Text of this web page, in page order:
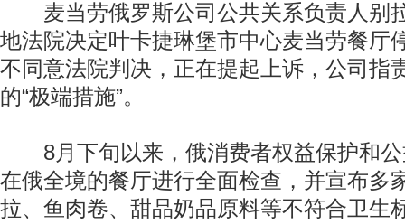
麦当劳俄罗斯公司公共关系负责人别
地法院决定叶卡捷琳堡市中心麦当劳餐厅
不同意法院判决，正在提起上诉，公司指
的“极端措施”。
8月下旬以来，俄消费者权益保护和公
在俄全境的餐厅进行全面检查，并宣布多
拉、鱼肉卷、甜品奶品原料等不符合卫生